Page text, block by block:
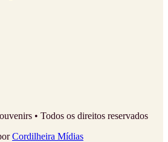
• Todos os direitos reservados
Cordilheira Mídias